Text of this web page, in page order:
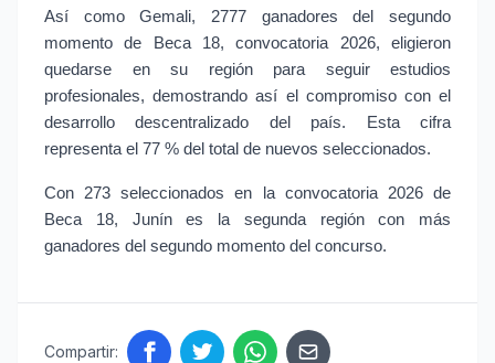
Así como Gemali, 2777 ganadores del segundo
momento de Beca 18, convocatoria 2026, eligieron
quedarse en su región para seguir estudios
profesionales, demostrando así el compromiso con el
desarrollo descentralizado del país. Esta cifra
representa el 77 % del total de nuevos seleccionados.
Con 273 seleccionados en la convocatoria 2026 de
Beca 18, Junín es la segunda región con más
ganadores del segundo momento del concurso.
Compartir: